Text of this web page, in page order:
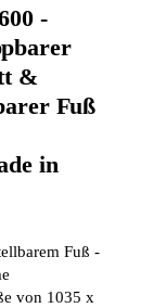
-
&
Fuß
in
Fuß -
von 1035 x